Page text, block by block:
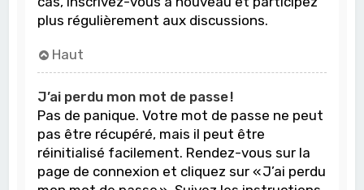
plus régulièrement aux discussions.
Haut
J’ai perdu mon mot de passe !
Pas de panique. Votre mot de passe ne peut
pas être récupéré, mais il peut être
réinitialisé facilement. Rendez-vous sur la
page de connexion et cliquez sur « J’ai perdu